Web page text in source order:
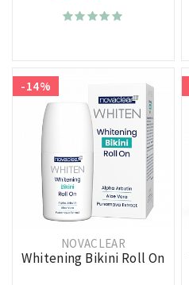
-14%
NOVACLEAR
Whitening Bikini Roll On